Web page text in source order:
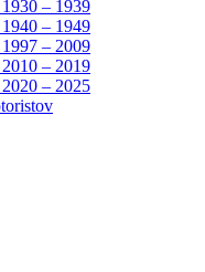
– 1939
– 1949
– 2009
– 2019
– 2025